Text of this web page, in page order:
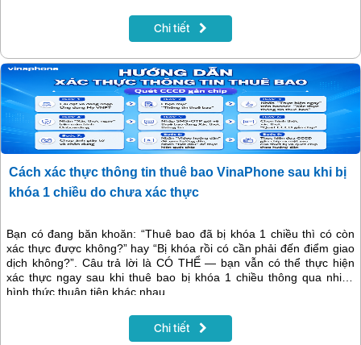
vùng quốc tế (Roaming) với thông điệp “Vi vu vô hạn - Kết nối
Chi tiết
Cách xác thực thông tin thuê bao VinaPhone sau khi bị
khóa 1 chiều do chưa xác thực
Bạn có đang băn khoăn: “Thuê bao đã bị khóa 1 chiều thì có còn
xác thực được không?” hay “Bị khóa rồi có cần phải đến điểm giao
dịch không?”. Câu trả lời là CÓ THỂ — bạn vẫn có thể thực hiện
xác thực ngay sau khi thuê bao bị khóa 1 chiều thông qua nhiều
hình thức thuận tiện khác nhau.
Chi tiết